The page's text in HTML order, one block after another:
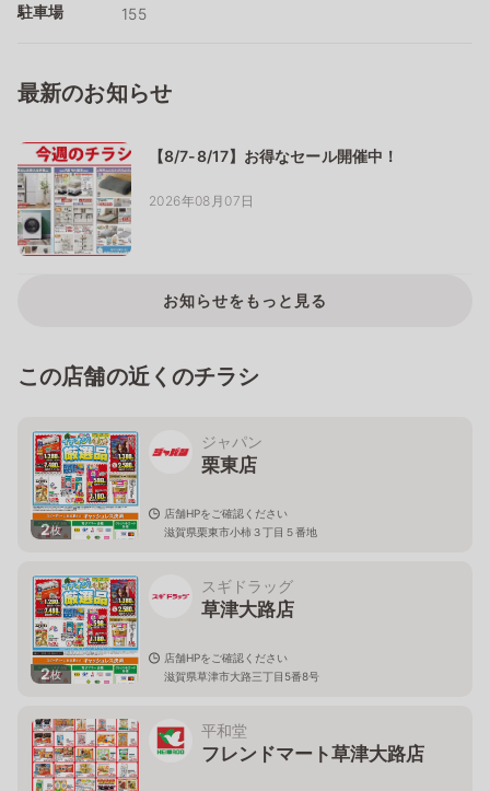
駐車場 155
最新のお知らせ
【8/7-8/17】お得なセール開催中！
2026年08月07日
お知らせをもっと見る
この店舗の近くのチラシ
2枚
ジャパン
栗東店
店舗HPをご確認ください
滋賀県栗東市小柿３丁目５番地
2枚
スギドラッグ
草津大路店
店舗HPをご確認ください
滋賀県草津市大路三丁目5番8号
平和堂
フレンドマート草津大路店